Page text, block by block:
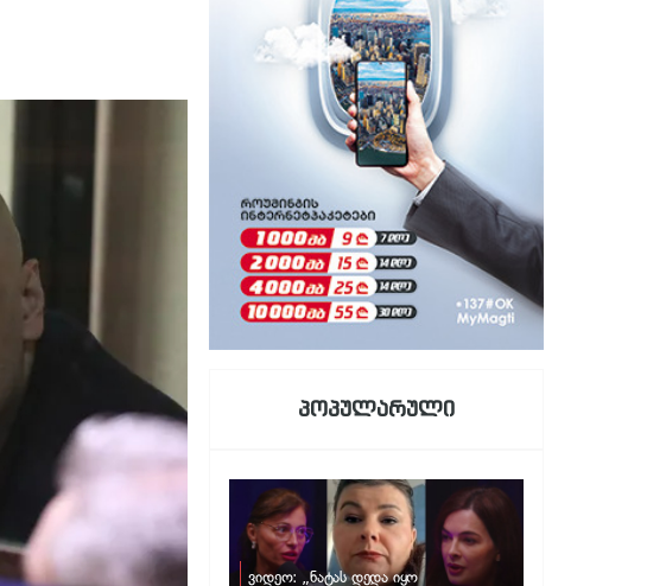
პოპულარული
ვიდეო: „ნატას დედა იყო